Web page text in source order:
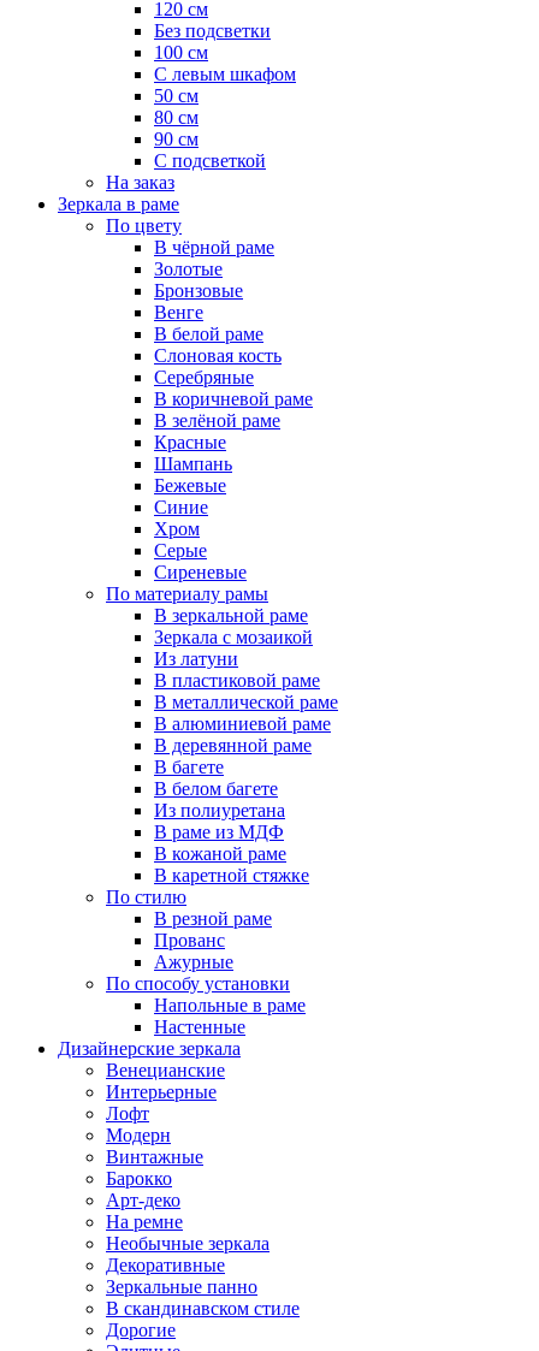
120 см
Без подсветки
100 см
С левым шкафом
50 см
80 см
90 см
С подсветкой
На заказ
Зеркала в раме
По цвету
В чёрной раме
Золотые
Бронзовые
Венге
В белой раме
Слоновая кость
Серебряные
В коричневой раме
В зелёной раме
Красные
Шампань
Бежевые
Синие
Хром
Серые
Сиреневые
По материалу рамы
В зеркальной раме
Зеркала с мозаикой
Из латуни
В пластиковой раме
В металлической раме
В алюминиевой раме
В деревянной раме
В багете
В белом багете
Из полиуретана
В раме из МДФ
В кожаной раме
В каретной стяжке
По стилю
В резной раме
Прованс
Ажурные
По способу установки
Напольные в раме
Настенные
Дизайнерские зеркала
Венецианские
Интерьерные
Лофт
Модерн
Винтажные
Барокко
Арт-деко
На ремне
Необычные зеркала
Декоративные
Зеркальные панно
В скандинавском стиле
Дорогие